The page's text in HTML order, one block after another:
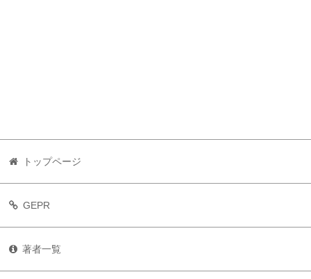
トップページ
GEPR
著者一覧